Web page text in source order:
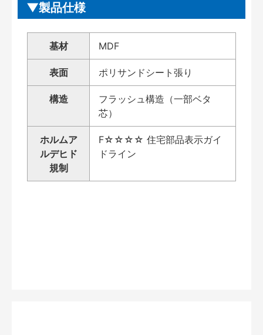
製品仕様
基材 MDF
表面 ポリサンドシート張り
構造
フラッシュ構造（一部ベタ
芯）
ホルムア
ルデヒド
規制
F☆☆☆☆ 住宅部品表示ガイ
ドライン